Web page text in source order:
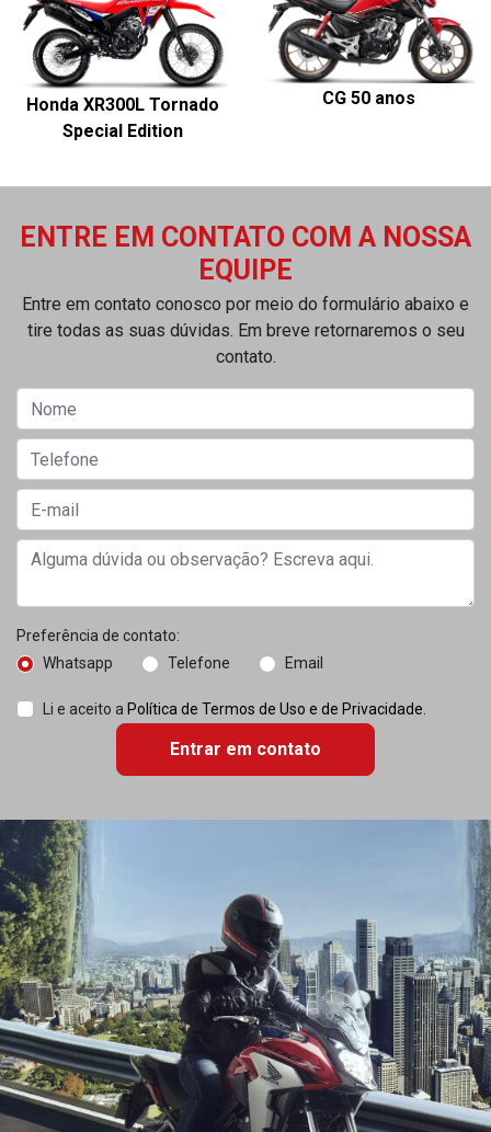
Honda XR300L Tornado
Special Edition
CG 50 anos
ENTRE EM CONTATO COM A NOSSA
EQUIPE
Entre em contato conosco por meio do formulário abaixo e
tire todas as suas dúvidas. Em breve retornaremos o seu
contato.
Preferência de contato:
Whatsapp
Telefone Email
Li e aceito a Política de Termos de Uso e de Privacidade.
Entrar em contato